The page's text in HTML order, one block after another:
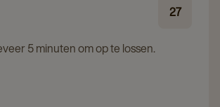
27
5 minuten om op te lossen.